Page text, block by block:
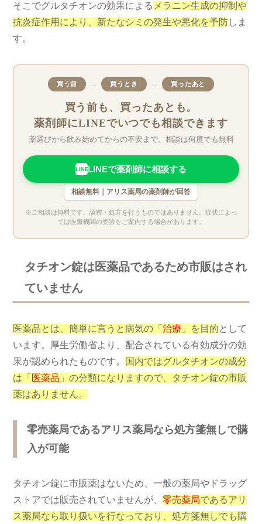
そこでグルタチオンの効果による メラニン生成の抑制や
抗炎症作用により、新たなシミの発生や悪化を予防しま
す。
買う前 → 買うとき → 買ったあと
買う前も、買ったあとも。
薬剤師にLINEでいつでも相談できます
薬選びから飲み始めてからの不安まで、相談は何度でも無料
相談無料｜アリス薬局の薬剤師が回答
LINELINEで薬剤師に相談する
※ご相談は無料です。診察・処方を行うものではありません。症状によっ
ては医療機関の受診をご案内する場合があります。
タチオン錠は医薬品であるため市販はされ
ていません
医薬品とは、簡単に言うと病気の「治療 」を目的 として
います。厚生労働省より、配合されている有効成分の効
果が認められたものです。 国内ではグルタチオンの成分
は「 医薬品 」の分類になりますので、タチオン錠の市販
薬はありません。
零売薬局であるアリス薬局なら処方箋無しで購
入が可能
タチオン錠に市販薬はないため、一般の薬局やドラッグ
ストアでは販売されていませんが、零売薬局であるアリ
ス薬局なら取り扱いを行なっており、処方箋無しでも購